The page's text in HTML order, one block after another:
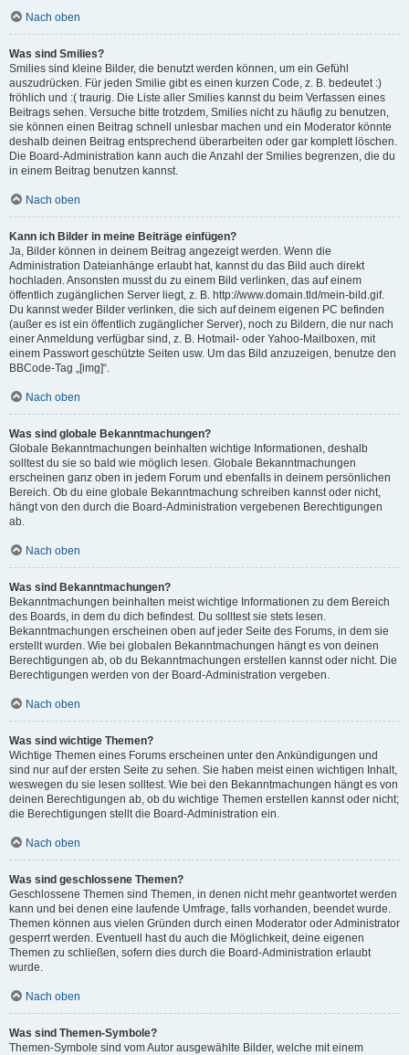
Nach oben
Was sind Smilies?
Smilies sind kleine Bilder, die benutzt werden können, um ein Gefühl
auszudrücken. Für jeden Smilie gibt es einen kurzen Code, z. B. bedeutet :)
fröhlich und :( traurig. Die Liste aller Smilies kannst du beim Verfassen eines
Beitrags sehen. Versuche bitte trotzdem, Smilies nicht zu häufig zu benutzen,
sie können einen Beitrag schnell unlesbar machen und ein Moderator könnte
deshalb deinen Beitrag entsprechend überarbeiten oder gar komplett löschen.
Die Board-Administration kann auch die Anzahl der Smilies begrenzen, die du
in einem Beitrag benutzen kannst.
Nach oben
Kann ich Bilder in meine Beiträge einfügen?
Ja, Bilder können in deinem Beitrag angezeigt werden. Wenn die
Administration Dateianhänge erlaubt hat, kannst du das Bild auch direkt
hochladen. Ansonsten musst du zu einem Bild verlinken, das auf einem
öffentlich zugänglichen Server liegt, z. B. http://www.domain.tld/mein-bild.gif.
Du kannst weder Bilder verlinken, die sich auf deinem eigenen PC befinden
(außer es ist ein öffentlich zugänglicher Server), noch zu Bildern, die nur nach
einer Anmeldung verfügbar sind, z. B. Hotmail- oder Yahoo-Mailboxen, mit
einem Passwort geschützte Seiten usw. Um das Bild anzuzeigen, benutze den
BBCode-Tag „[img]“.
Nach oben
Was sind globale Bekanntmachungen?
Globale Bekanntmachungen beinhalten wichtige Informationen, deshalb
solltest du sie so bald wie möglich lesen. Globale Bekanntmachungen
erscheinen ganz oben in jedem Forum und ebenfalls in deinem persönlichen
Bereich. Ob du eine globale Bekanntmachung schreiben kannst oder nicht,
hängt von den durch die Board-Administration vergebenen Berechtigungen
ab.
Nach oben
Was sind Bekanntmachungen?
Bekanntmachungen beinhalten meist wichtige Informationen zu dem Bereich
des Boards, in dem du dich befindest. Du solltest sie stets lesen.
Bekanntmachungen erscheinen oben auf jeder Seite des Forums, in dem sie
erstellt wurden. Wie bei globalen Bekanntmachungen hängt es von deinen
Berechtigungen ab, ob du Bekanntmachungen erstellen kannst oder nicht. Die
Berechtigungen werden von der Board-Administration vergeben.
Nach oben
Was sind wichtige Themen?
Wichtige Themen eines Forums erscheinen unter den Ankündigungen und
sind nur auf der ersten Seite zu sehen. Sie haben meist einen wichtigen Inhalt,
weswegen du sie lesen solltest. Wie bei den Bekanntmachungen hängt es von
deinen Berechtigungen ab, ob du wichtige Themen erstellen kannst oder nicht;
die Berechtigungen stellt die Board-Administration ein.
Nach oben
Was sind geschlossene Themen?
Geschlossene Themen sind Themen, in denen nicht mehr geantwortet werden
kann und bei denen eine laufende Umfrage, falls vorhanden, beendet wurde.
Themen können aus vielen Gründen durch einen Moderator oder Administrator
gesperrt werden. Eventuell hast du auch die Möglichkeit, deine eigenen
Themen zu schließen, sofern dies durch die Board-Administration erlaubt
wurde.
Nach oben
Was sind Themen-Symbole?
Themen-Symbole sind vom Autor ausgewählte Bilder, welche mit einem